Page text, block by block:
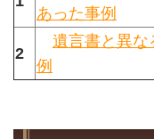
あった事例
2
遺言書と異な
例